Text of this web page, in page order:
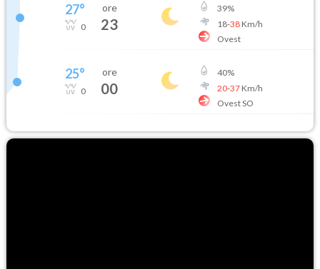
27°
0
ore
23
39%
18-38Km/h
Ovest
25°
0
ore
00
40%
20-37Km/h
Ovest SO